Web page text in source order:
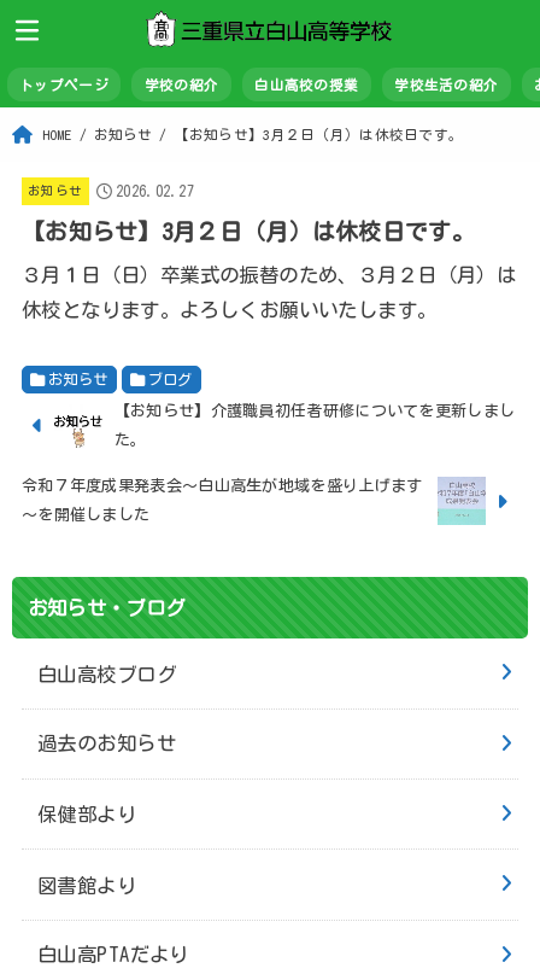
トップページ 学校の紹介 白山高校の授業 学校生活の紹介
HOME お知らせ 【お知らせ】3月２日（月）は休校日です。
お知らせ 2026.02.27
【お知らせ】3月２日（月）は休校日です。
３月１日（日）卒業式の振替のため、３月２日（月）は
休校となります。よろしくお願いいたします。
お知らせ ブログ
【お知らせ】介護職員初任者研修についてを更新しまし
た。
令和７年度成果発表会～白山高生が地域を盛り上げます
～を開催しました
お知らせ・ブログ
白山高校ブログ
過去のお知らせ
保健部より
図書館より
白山高PTAだより